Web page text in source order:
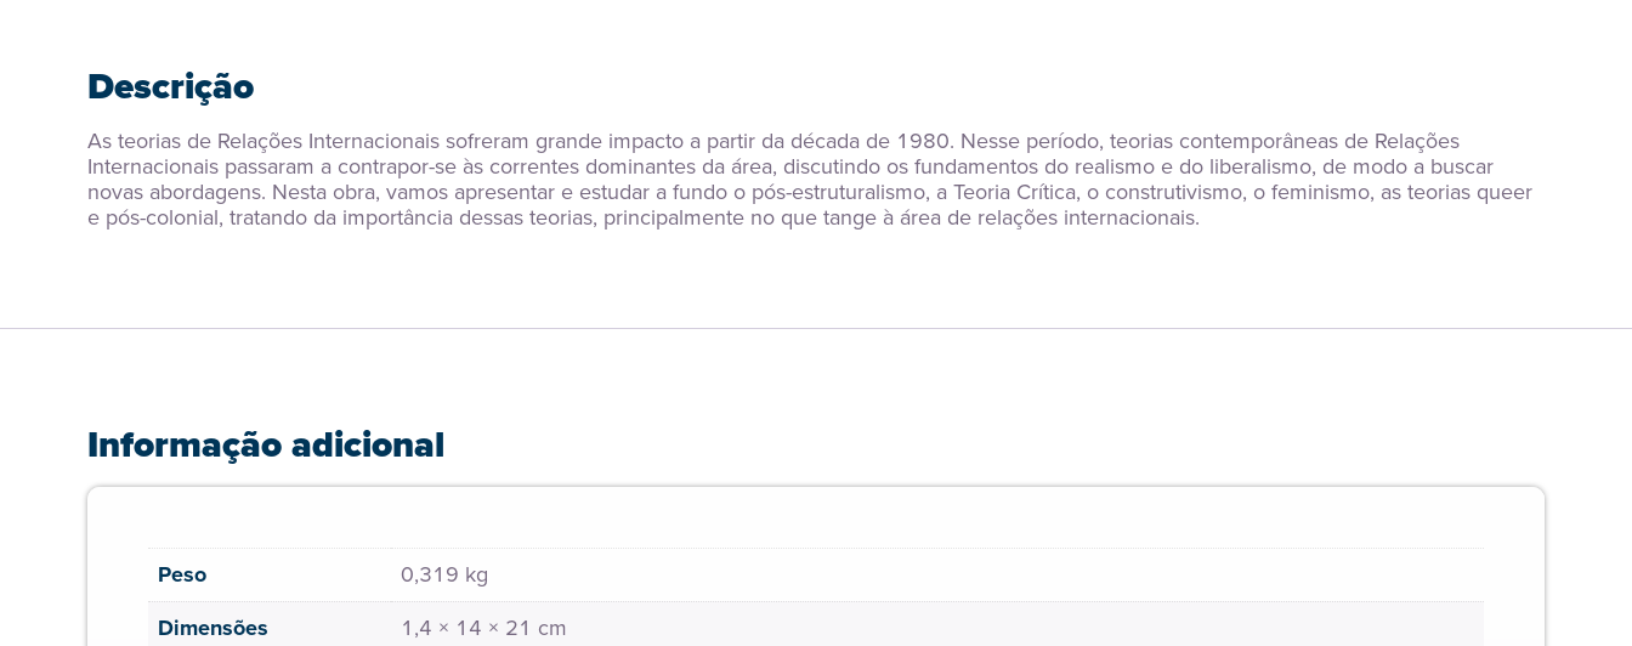
Descrição
As teorias de Relações Internacionais sofreram grande impacto a partir da década de 1980. Nesse período, teorias contemporâneas de Relações
Internacionais passaram a contrapor-se às correntes dominantes da área, discutindo os fundamentos do realismo e do liberalismo, de modo a buscar
novas abordagens. Nesta obra, vamos apresentar e estudar a fundo o pós-estruturalismo, a Teoria Crítica, o construtivismo, o feminismo, as teorias queer
e pós-colonial, tratando da importância dessas teorias, principalmente no que tange à área de relações internacionais.
Informação adicional
Peso
0,319 kg
Dimensões
1,4 × 14 × 21 cm